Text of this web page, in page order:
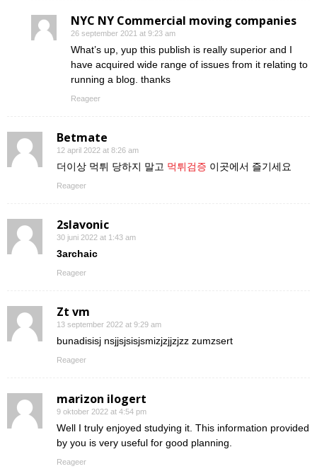
NYC NY Commercial moving companies
26 september 2021 at 9:23 am
What’s up, yup this publish is really superior and I
have acquired wide range of issues from it relating to
running a blog. thanks
Reageer
Betmate
12 april 2022 at 8:26 am
더이상 먹튀 당하지 말고 먹튀검증 이곳에서 즐기세요
Reageer
2slavonic
30 juni 2022 at 1:43 am
3archaic
Reageer
Zt vm
13 september 2022 at 9:29 am
bunadisisj nsjjsjsisjsmizjzjjzjzz zumzsert
Reageer
marizon ilogert
9 oktober 2022 at 4:54 pm
Well I truly enjoyed studying it. This information provided
by you is very useful for good planning.
Reageer